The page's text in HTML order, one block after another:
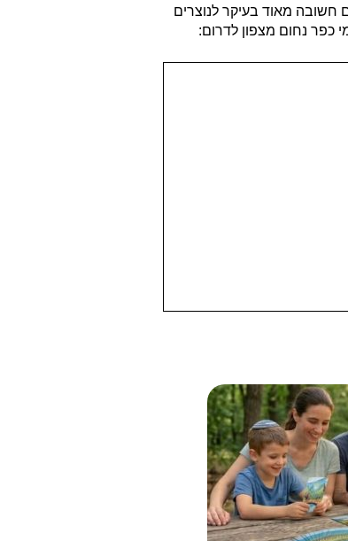
– מנזר יווני אורתודוקסי. כפר נחום חשובה מאוד בעיקר לנוצרים
כפר נחום מצפון לדרום: